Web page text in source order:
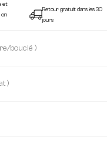
et
en
Retour gratuit dans les 30
jours
( microfibre/bouclé )
( Cantilever plat )